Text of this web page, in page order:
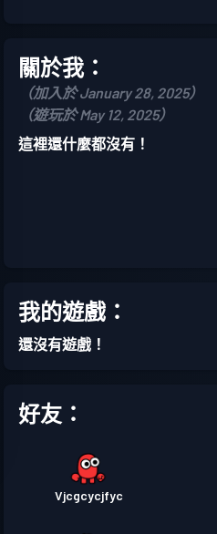
關於我：
（加入於 January 28, 2025）
（遊玩於 May 12, 2025）
這裡還什麼都沒有！
我的遊戲：
還沒有遊戲！
好友：
Vjcgcycjfyc